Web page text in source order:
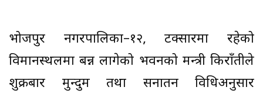
भोजपुर नगरपालिका–१२, टक्सारमा रहेको
विमानस्थलमा बन्न लागेको भवनको मन्त्री किराँतीले
शुक्रबार मुन्दुम तथा सनातन विधिअनुसार